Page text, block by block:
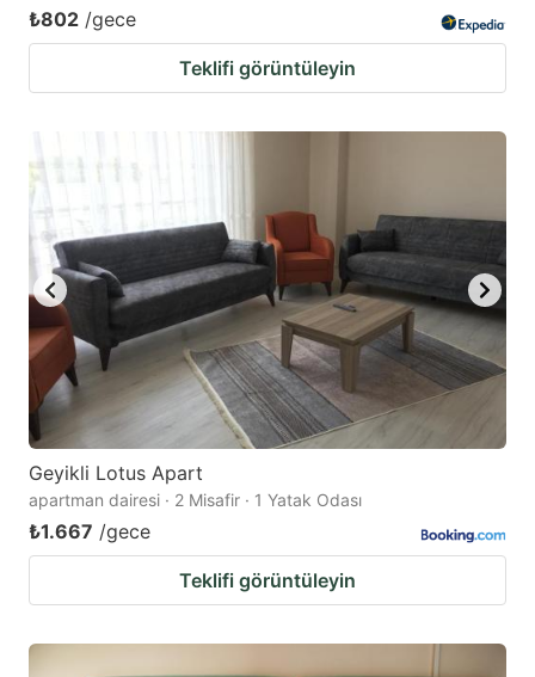
₺802 /gece
Teklifi görüntüleyin
Geyikli Lotus Apart
apartman dairesi · 2 Misafir · 1 Yatak Odası
₺1.667 /gece
Teklifi görüntüleyin